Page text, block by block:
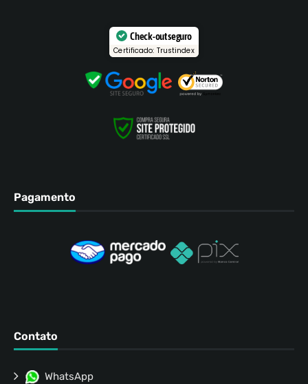
Check-out seguro
Certificado: Trustindex
Pagamento
Contato
WhatsApp